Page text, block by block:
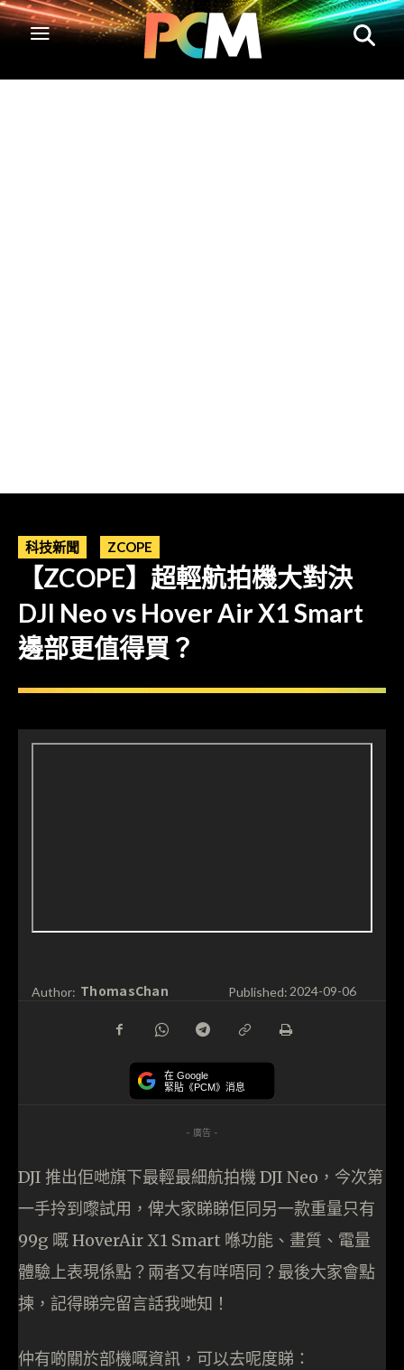
科技新聞 ZCOPE
【ZCOPE】超輕航拍機大對決
DJI Neo vs Hover Air X1 Smart
邊部更值得買？
Author: ThomasChan Published:2024-09-06
在 Google
緊貼《PCM》消息
- 廣告 -
DJI 推出佢哋旗下最輕最細航拍機 DJI Neo，今次第
一手拎到嚟試用，俾大家睇睇佢同另一款重量只有
99g 嘅 HoverAir X1 Smart 喺功能、畫質、電量
體驗上表現係點？兩者又有咩唔同？最後大家會點
揀，記得睇完留言話我哋知！
仲有啲關於部機嘅資訊，可以去呢度睇：